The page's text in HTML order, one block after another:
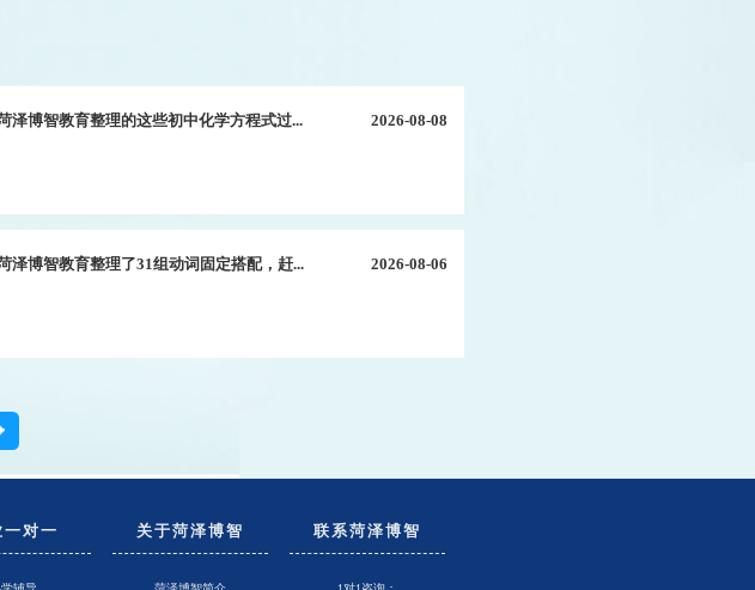
泽博智教育整理的这些初中化学方程式过... 2026-08-08
泽博智教育整理了31组动词固定搭配，赶... 2026-08-06
一对一 关于菏泽博智 联系菏泽博智